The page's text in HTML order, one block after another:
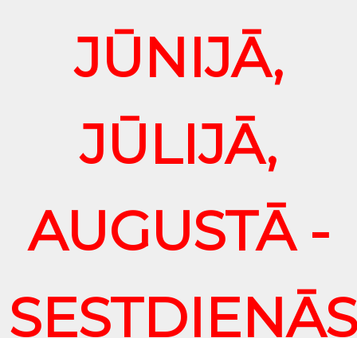
JŪNIJĀ,
JŪLIJĀ,
AUGUSTĀ -